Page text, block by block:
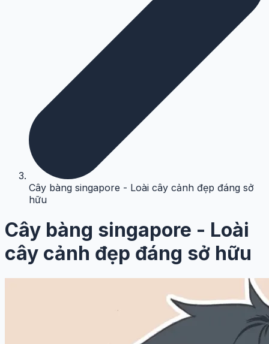
Cây bàng singapore - Loài cây cảnh đẹp đáng sở
hữu
Cây bàng singapore - Loài
cây cảnh đẹp đáng sở hữu